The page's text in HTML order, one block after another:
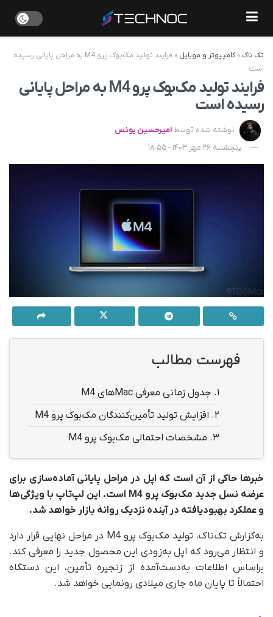
تک ناک»کامپیوتر و موبایل »
فرایند تولید مک‌بوک پرو M4 به مراحل پایانی رسیده
است
فرایند تولید مک‌بوک پرو M4 به مراحل پایانی
رسیده است
نوشته شده توسط امیرحسین یونس
پنجشنبه 26 مهر 1403 - 18:55
فهرست مطالب
1. جدول زمانی معرفی Mac‌های M4
2. افزایش تولید تأمین‌کنندگان مک‌بوک پرو M4
3. مشخصات احتمالی مک‌بوک پرو M4
خبرها حاکی از آن است که اپل در مراحل پایانی آماده‌سازی برای
عرضه نسل جدید مک‌بوک پرو M4 است. این لپ‌تاپ با ویژگی‌ها
و عملکرد بهبود‌یافته در آینده نزدیک روانه بازار خواهد شد.
به‌گزارش تک‌ناک، تولید مک‌بوک پرو M4 در مراحل نهایی قرار دارد
و انتظار می‌رود که اپل به‌زودی این محصول جدید را معرفی کند.
بر‌اساس اطلاعات به‌دست‌آمده از زنجیره تأمین، این دستگاه
احتمالاً تا پایان ماه جاری میلادی رونمایی خواهد شد.